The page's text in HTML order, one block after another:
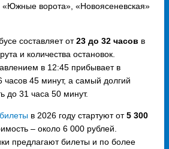
«Южные ворота», «Новоясеневская»
составляет от23 до 32 часов в
и количества остановок.
в 12:45 прибывает в
часов 45 минут, а самый долгий
до 31 часа 50 минут.
в 2026 году стартуют от5 300
– около 6 000 рублей.
предлагают билеты и по более